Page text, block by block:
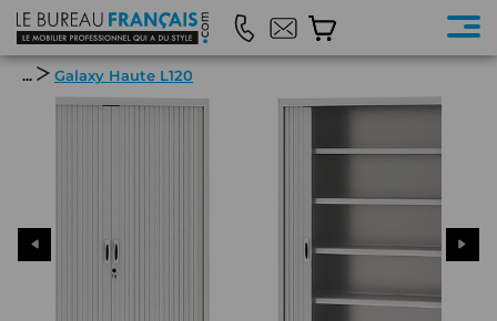
... Galaxy Haute L120